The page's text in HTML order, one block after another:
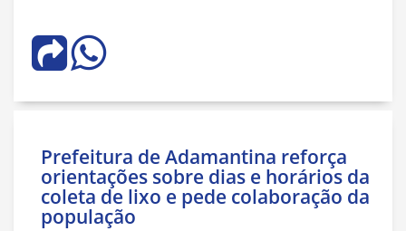
Prefeitura de Adamantina reforça
orientações sobre dias e horários da
coleta de lixo e pede colaboração da
população